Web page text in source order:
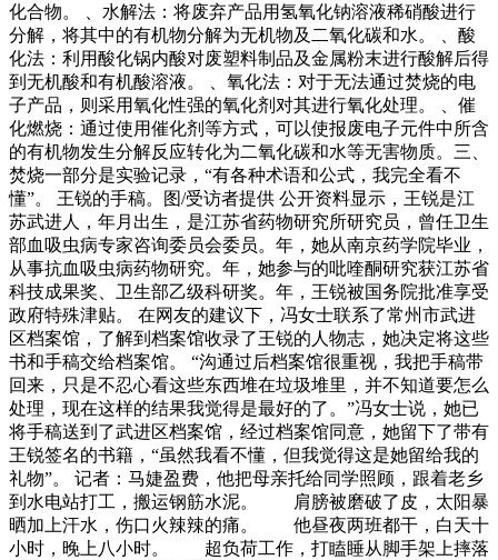
化合物。 、水解法：将废弃产品用氢氧化钠溶液稀硝酸进行
分解，将其中的有机物分解为无机物及二氧化碳和水。 、酸
化法：利用酸化锅内酸对废塑料制品及金属粉末进行酸解后得
到无机酸和有机酸溶液。 、氧化法：对于无法通过焚烧的电
子产品，则采用氧化性强的氧化剂对其进行氧化处理。 、催
化燃烧：通过使用催化剂等方式，可以使报废电子元件中所含
的有机物发生分解反应转化为二氧化碳和水等无害物质。三、
焚烧一部分是实验记录，“有各种术语和公式，我完全看不
懂”。 王锐的手稿。图/受访者提供 公开资料显示，王锐是江
苏武进人，年月出生，是江苏省药物研究所研究员，曾任卫生
部血吸虫病专家咨询委员会委员。年，她从南京药学院毕业，
从事抗血吸虫病药物研究。年，她参与的吡喹酮研究获江苏省
科技成果奖、卫生部乙级科研奖。年，王锐被国务院批准享受
政府特殊津贴。 在网友的建议下，冯女士联系了常州市武进
区档案馆，了解到档案馆收录了王锐的人物志，她决定将这些
书和手稿交给档案馆。 “沟通过后档案馆很重视，我把手稿带
回来，只是不忍心看这些东西堆在垃圾堆里，并不知道要怎么
处理，现在这样的结果我觉得是最好的了。”冯女士说，她已
将手稿送到了武进区档案馆，经过档案馆同意，她留下了带有
王锐签名的书籍，“虽然我看不懂，但我觉得这是她留给我的
礼物”。 记者：马婕盈费，他把母亲托给同学照顾，跟着老乡
到水电站打工，搬运钢筋水泥。 肩膀被磨破了皮，太阳暴
晒加上汗水，伤口火辣辣的痛。 他昼夜两班都干，白天十
小时，晚上八小时。 超负荷工作，打瞌睡从脚手架上摔落